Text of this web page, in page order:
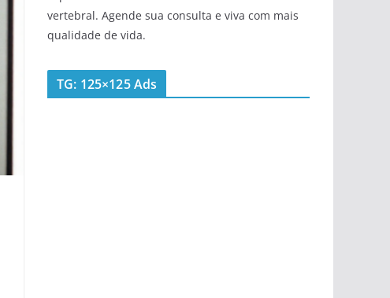
vertebral. Agende sua consulta e viva com mais
qualidade de vida.
TG: 125×125 Ads